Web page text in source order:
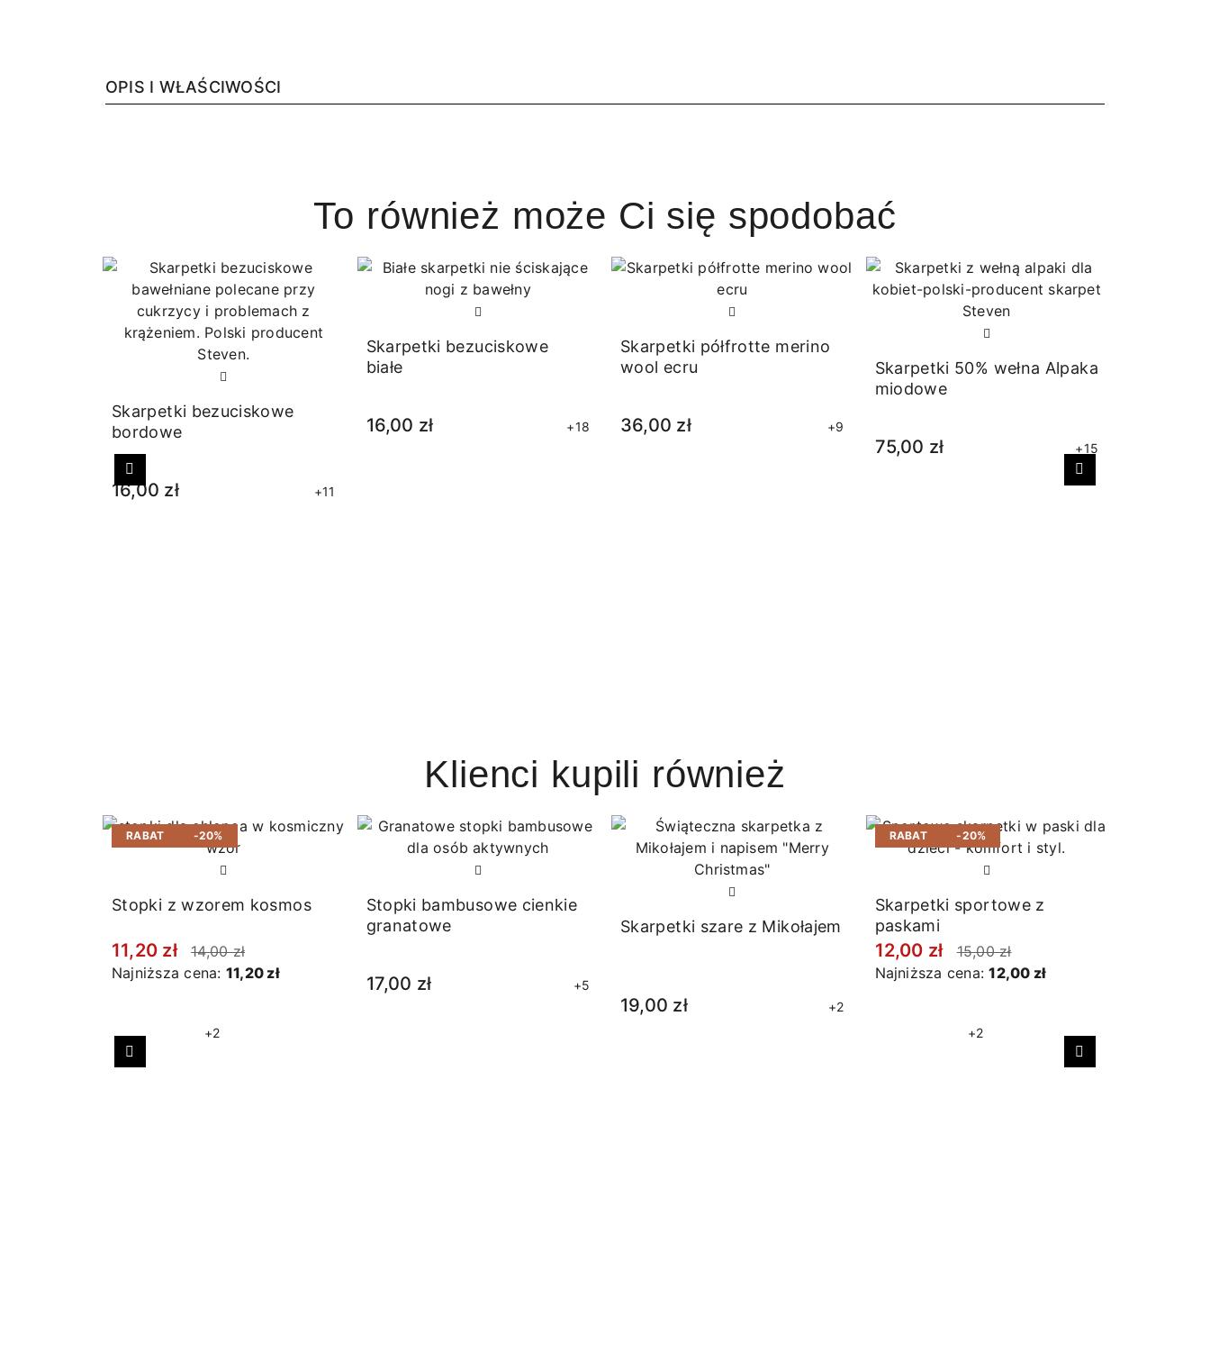
OPIS I WŁAŚCIWOŚCI
To również może Ci się spodobać
Skarpetki bezuciskowe
bordowe
16,00 zł +11
Skarpetki bezuciskowe
białe
16,00 zł +18
Skarpetki półfrotte merino
wool ecru
36,00 zł +9
Skarpetki 50% wełna Alpaka
miodowe
75,00 zł +15
Poprzedni Następny
Klienci kupili również
RABAT -20%
Stopki z wzorem kosmos
11,20 zł
14,00 zł
Najniższa cena: 11,20 zł
+2
Stopki bambusowe cienkie
granatowe
17,00 zł +5
Skarpetki szare z Mikołajem
19,00 zł +2
RABAT -20%
Skarpetki sportowe z
paskami
12,00 zł
15,00 zł
Najniższa cena:12,00 zł
+2
Poprzedni Następny